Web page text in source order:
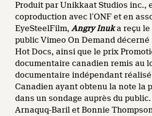
Produit par Unikkaat Studios inc.,
coproduction avec l’ONF et en
EyeSteelFilm,Angry Inuka reçu le
public Vimeo On Demand
Hot Docs, ainsi que le prix
documentaire canadien remis au
documentaire indépendant
Canadien ayant obtenu la note la
dans un sondage auprès du
Arnaquq-Baril et Bonnie